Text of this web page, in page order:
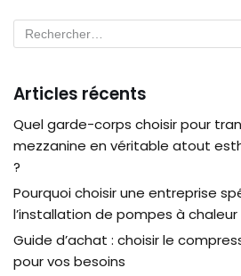
Articles récents
Quel garde-corps choisir pour
mezzanine en véritable atout
?
Pourquoi choisir une entreprise
l’installation de pompes à
Guide d’achat : choisir le
pour vos besoins